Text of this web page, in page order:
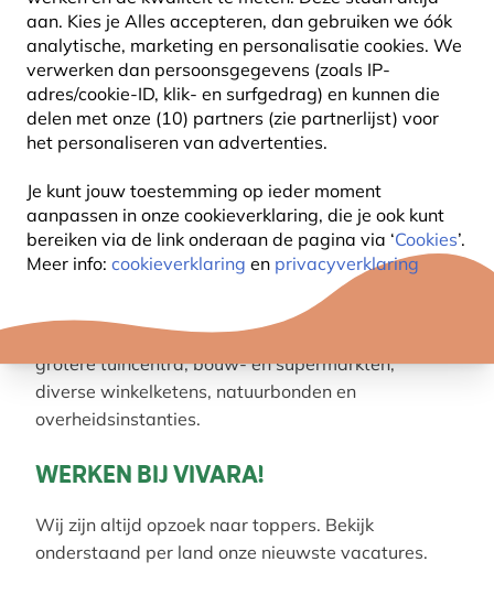
aan. Kies je Alles accepteren, dan gebruiken we óók
analytische, marketing en personalisatie cookies. We
verwerken dan persoonsgegevens (zoals IP-
adres/cookie-ID, klik- en surfgedrag) en kunnen die
delen met onze (10) partners (zie partnerlijst) voor
het personaliseren van advertenties.
Je kunt jouw toestemming op ieder moment
aanpassen in onze cookieverklaring, die je ook kunt
bereiken via de link onderaan de pagina via ‘Cookies’.
Meer info: cookieverklaring en privacyverklaring
CJ Wildbird Foods Ltd/Vivara bestaat ruim 20 jaar
en is uitgegroeid tot een toonaangevend specialist
in de ontwikkeling en verkoop van producten voor
kleine in het wild levende dieren (voornamelijk
tal van natuurbeschermingsorganisaties in binnen-
en buitenland. CJ Wildbird Foods is actief in een
10-tal landen op de Europese markt en verkoopt
haar producten enerzijds via postordercatalogi en
webshops rechtstreeks aan de consument (B2C) en
anderzijds via het B2B afzetkanaal aan o.a. de
grotere tuincentra, bouw- en supermarkten,
diverse winkelketens, natuurbonden en
overheidsinstanties.
WERKEN BIJ VIVARA!
Wij zijn altijd opzoek naar toppers. Bekijk
onderstaand per land onze nieuwste vacatures.